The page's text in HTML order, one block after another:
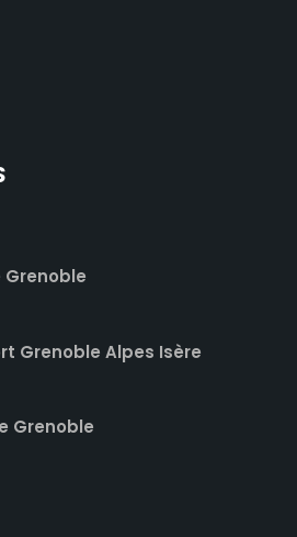
Grenoble
Grenoble Alpes Isère
Grenoble